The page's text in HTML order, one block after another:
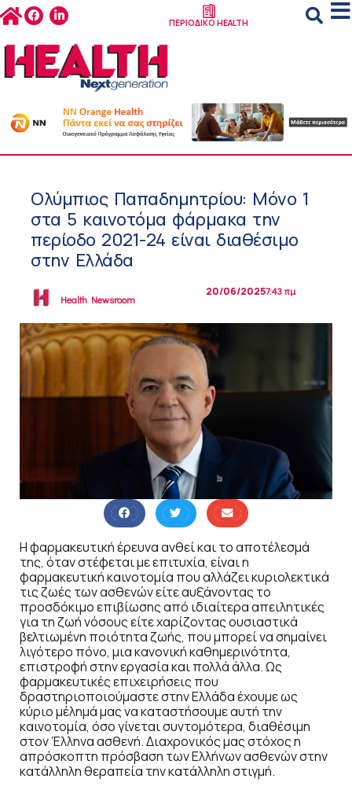
ΠΕΡΙΟΔΙΚΟ HEALTH
Ολύμπιος Παπαδημητρίου: Μόνο 1
στα 5 καινοτόμα φάρμακα την
περίοδο 2021-24 είναι διαθέσιμο
στην Ελλάδα
Health Newsroom
20/06/20257:43 πμ
Η φαρμακευτική έρευνα ανθεί και το αποτέλεσμά
της, όταν στέφεται με επιτυχία, είναι η
φαρμακευτική καινοτομία που αλλάζει κυριολεκτικά
τις ζωές των ασθενών είτε αυξάνοντας το
προσδόκιμο επιβίωσης από ιδιαίτερα απειλητικές
για τη ζωή νόσους είτε χαρίζοντας ουσιαστικά
βελτιωμένη ποιότητα ζωής, που μπορεί να σημαίνει
λιγότερο πόνο, μια κανονική καθημερινότητα,
επιστροφή στην εργασία και πολλά άλλα. Ως
φαρμακευτικές επιχειρήσεις που
δραστηριοποιούμαστε στην Ελλάδα έχουμε ως
κύριο μέλημά μας να καταστήσουμε αυτή την
καινοτομία, όσο γίνεται συντομότερα, διαθέσιμη
στον Έλληνα ασθενή. Διαχρονικός μας στόχος η
απρόσκοπτη πρόσβαση των Ελλήνων ασθενών στην
κατάλληλη θεραπεία την κατάλληλη στιγμή.